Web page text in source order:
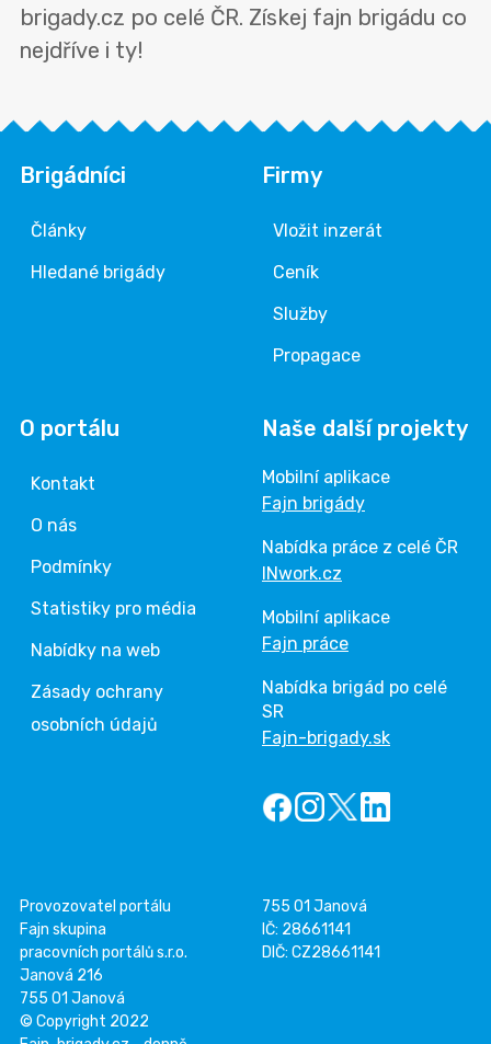
brigady.cz po celé ČR. Získej fajn brigádu co
nejdříve i ty!
Brigádníci
Články
Hledané brigády
Firmy
Vložit inzerát
Ceník
Služby
Propagace
O portálu
Kontakt
O nás
Podmínky
Statistiky pro média
Nabídky na web
Zásady ochrany
osobních údajů
Naše další projekty
Mobilní aplikace
Fajn brigády
Nabídka práce z celé ČR
INwork.cz
Mobilní aplikace
Fajn práce
Nabídka brigád po celé
SR
Fajn-brigady.sk
Provozovatel portálu
Fajn skupina
pracovních portálů s.r.o.
Janová 216
755 01 Janová
755 01 Janová
IČ: 28661141
DIČ: CZ28661141
© Copyright 2022